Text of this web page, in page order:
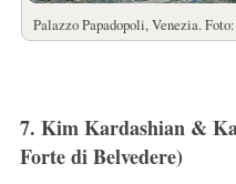
Palazzo Papadopoli, Venezia.
7. Kim Kardashian &
Forte di Belvedere)